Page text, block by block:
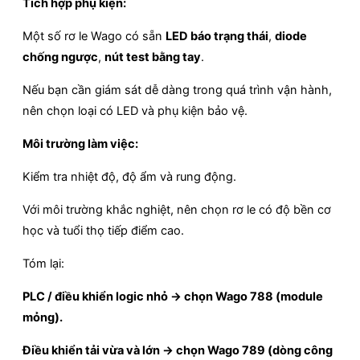
Tích hợp phụ kiện:
Một số rơ le Wago có sẵn LED báo trạng thái, diode
chống ngược, nút test bằng tay.
Nếu bạn cần giám sát dễ dàng trong quá trình vận hành,
nên chọn loại có LED và phụ kiện bảo vệ.
Môi trường làm việc:
Kiểm tra nhiệt độ, độ ẩm và rung động.
Với môi trường khắc nghiệt, nên chọn rơ le có độ bền cơ
học và tuổi thọ tiếp điểm cao.
Tóm lại:
PLC / điều khiển logic nhỏ → chọn Wago 788 (module
mỏng).
Điều khiển tải vừa và lớn → chọn Wago 789 (dòng công